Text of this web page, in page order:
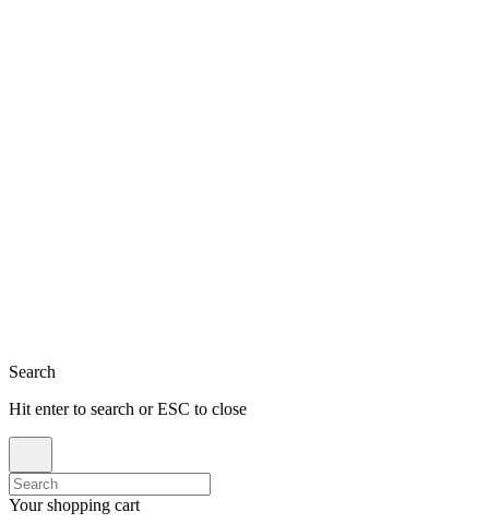
Search
Hit enter to search or ESC to close
Search
for:
Your shopping cart